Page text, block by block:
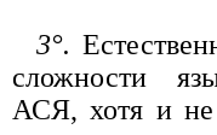
3°.
сложности
АСЯ, хотя и